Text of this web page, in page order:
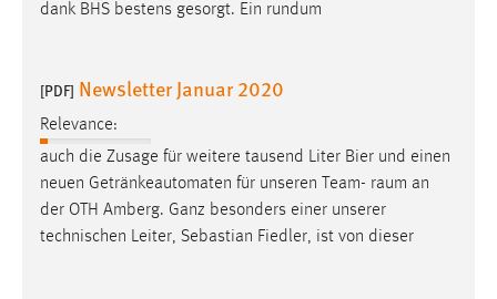
dank BHS bestens gesorgt. Ein rundum
[PDF] Newsletter Januar 2020
Relevance:
auch die Zusage für weitere tausend Liter Bier und einen
neuen Getränkeautomaten für unseren Team- raum an
der OTH Amberg. Ganz besonders einer unserer
technischen Leiter, Sebastian Fiedler, ist von dieser